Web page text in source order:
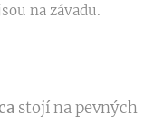
na závadu.
stojí na pevných